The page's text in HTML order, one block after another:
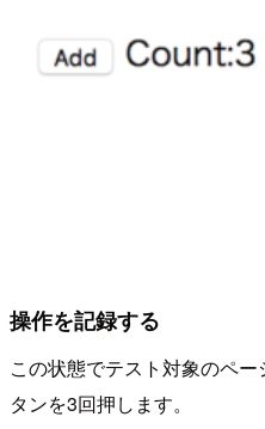
操作を記録する
この状態でテスト対象のペ
タンを3回押します。